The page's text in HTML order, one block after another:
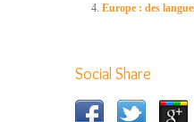
Europe : des
Social Share